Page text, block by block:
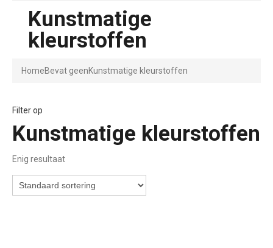
Kunstmatige
kleurstoffen
HomeBevat geenKunstmatige kleurstoffen
Filter op
Kunstmatige kleurstoffen
Enig resultaat